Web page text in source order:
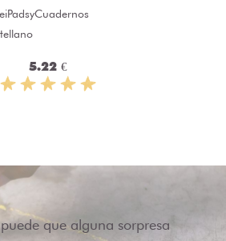
5.22 €
que alguna sorpresa